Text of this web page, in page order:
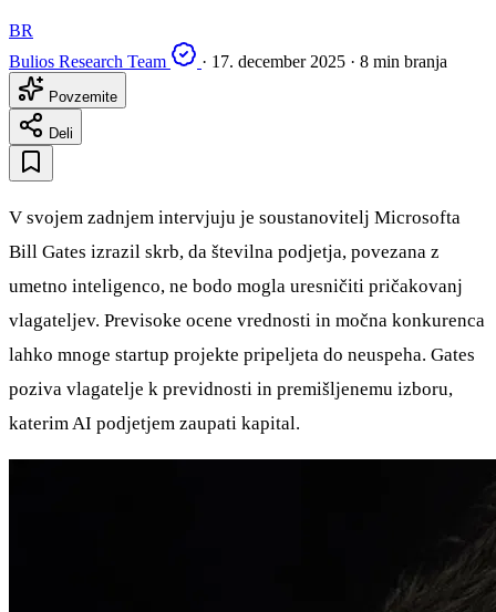
BR
Bulios Research Team
· 17. december 2025 · 8 min branja
Povzemite
Deli
V svojem zadnjem intervjuju je soustanovitelj Microsofta
Bill Gates izrazil skrb, da številna podjetja, povezana z
umetno inteligenco, ne bodo mogla uresničiti pričakovanj
vlagateljev. Previsoke ocene vrednosti in močna konkurenca
lahko mnoge startup projekte pripeljeta do neuspeha. Gates
poziva vlagatelje k previdnosti in premišljenemu izboru,
katerim AI podjetjem zaupati kapital.